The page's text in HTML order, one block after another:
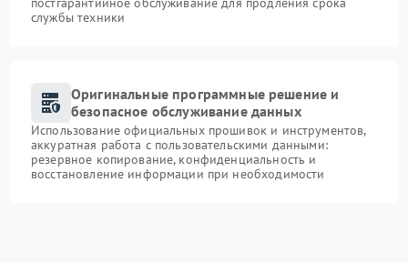
службы техники
Оригинальные программные решение и
безопасное обслуживание данных
Использование официальных прошивок и инструментов,
аккуратная работа с пользовательскими данными:
резервное копирование, конфиденциальность и
восстановление информации при необходимости